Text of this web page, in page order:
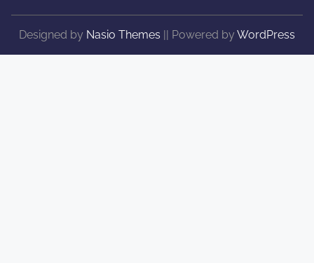
Designed by Nasio Themes || Powered by WordPress